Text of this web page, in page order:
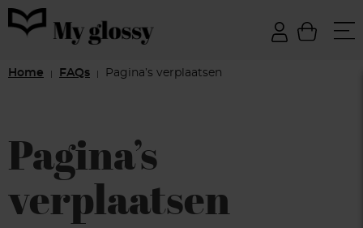
Home FAQs Pagina’s verplaatsen
Pagina’s
verplaatsen